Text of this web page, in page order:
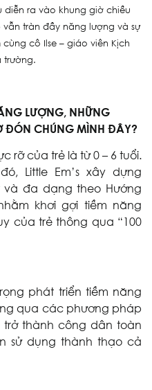
diễn ra vào khung giờ chiều
vẫn tràn đầy năng lượng và sự
cô Ilse – giáo viên Kịch
trường.
LƯỢNG, NHỮNG
ĐÓN CHÚNG MÌNH ĐÂY?
rỡ của trẻ là từ 0 – 6 tuổi.
Little Em’s xây dựng
và đa dạng theo Hướng
khơi gợi tiềm năng
của trẻ thông qua “100
phát triển tiềm năng
qua các phương pháp
thành công dân toàn
sử dụng thành thạo cả